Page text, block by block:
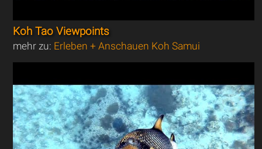
Koh Tao Viewpoints
mehr zu: Erleben + Anschauen Koh Samui